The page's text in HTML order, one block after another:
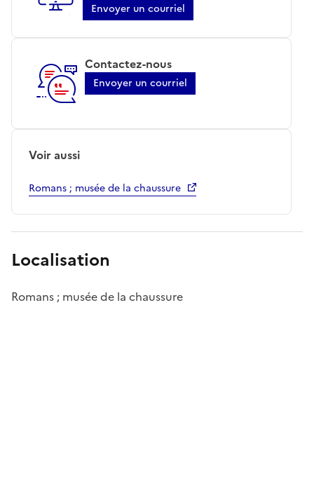
Envoyer un courriel
Contactez-nous
Envoyer un courriel
Voir aussi
Romans ; musée de la chaussure
Localisation
Romans ; musée de la chaussure